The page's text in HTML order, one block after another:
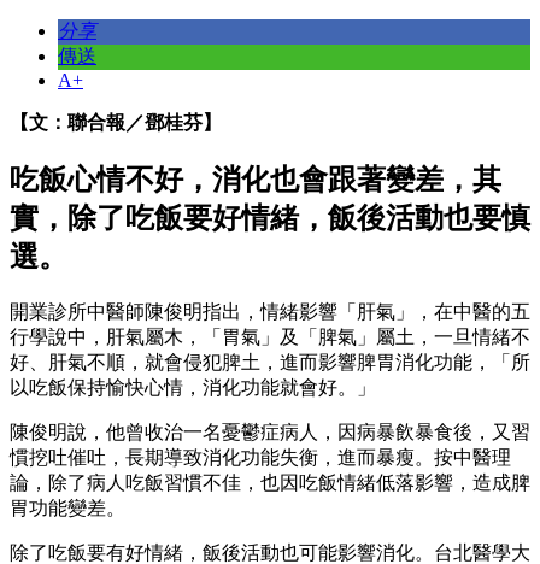
分享
傳送
A+
【文：聯合報／鄧桂芬】
吃飯心情不好，消化也會跟著變差，其
實，除了吃飯要好情緒，飯後活動也要慎
選。
開業診所中醫師陳俊明指出，情緒影響「肝氣」，在中醫的五
行學說中，肝氣屬木，「胃氣」及「脾氣」屬土，一旦情緒不
好、肝氣不順，就會侵犯脾土，進而影響脾胃消化功能，「所
以吃飯保持愉快心情，消化功能就會好。」
陳俊明說，他曾收治一名憂鬱症病人，因病暴飲暴食後，又習
慣挖吐催吐，長期導致消化功能失衡，進而暴瘦。按中醫理
論，除了病人吃飯習慣不佳，也因吃飯情緒低落影響，造成脾
胃功能變差。
除了吃飯要有好情緒，飯後活動也可能影響消化。台北醫學大